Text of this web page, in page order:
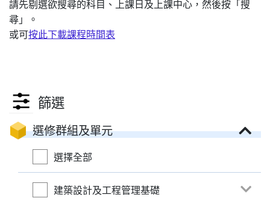
請先剔選欲搜尋的科目、上課日及上課中心，然後按「搜
尋」。
或可按此下載課程時間表
篩選
選修群組及單元
選擇全部
建築設計及工程管理基礎